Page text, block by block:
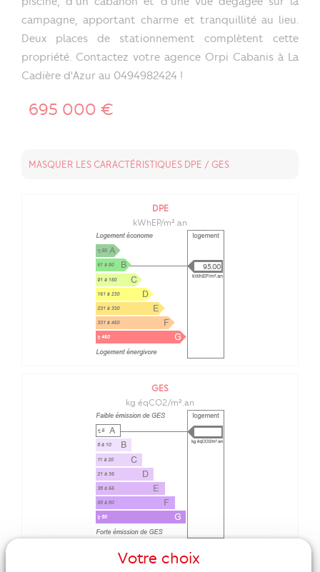
campagne, apportant charme et tranquillité au lieu.
Deux places de stationnement complètent cette
propriété. Contactez votre agence Orpi Cabanis à La
Cadière d'Azur au 0494982424 !
695 000 €
MASQUER LES CARACTÉRISTIQUES DPE / GES
DPE
kWhEP/m².an
95.00
GES
kg éqCO2/m².an
DPE ANCIENNE VERSION
Votre choix